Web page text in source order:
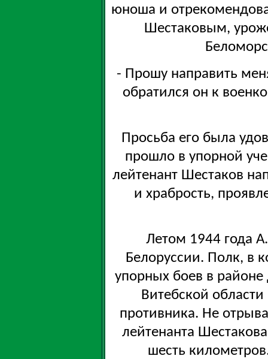
юноша и
Шестаковым,
- Прошу направить
обратился он к
Просьба его была
прошло в упорной
лейтенант Шестаков
и храбрость,
Летом 1944 года
Белоруссии. Полк, в
упорных боев в
Витебской
противника. Не
лейтенанта
шесть